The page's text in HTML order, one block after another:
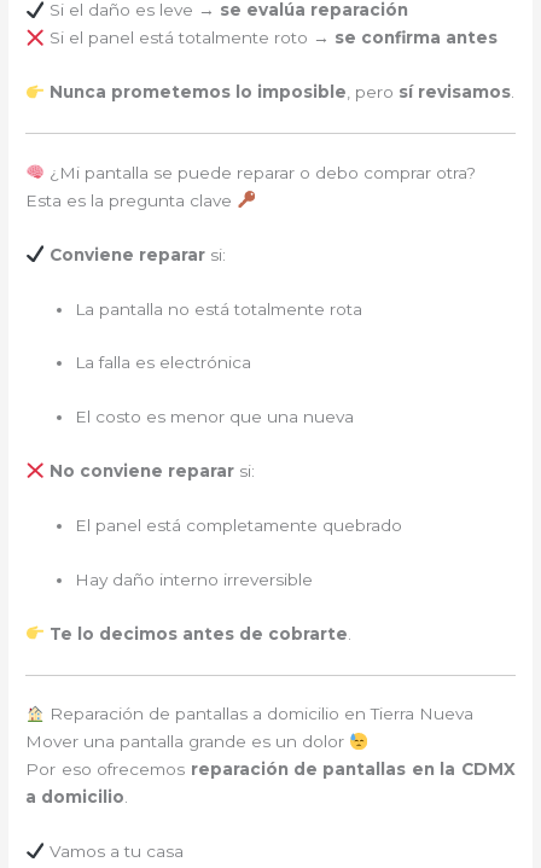
Si el daño es leve → se evalúa reparación
Si el panel está totalmente roto → se confirma antes
Nunca prometemos lo imposible, pero sí revisamos.
¿Mi pantalla se puede reparar o debo comprar otra?
Esta es la pregunta clave
Conviene repararsi:
La pantalla no está totalmente rota
La falla es electrónica
El costo es menor que una nueva
No conviene repararsi:
El panel está completamente quebrado
Hay daño interno irreversible
Te lo decimos antes de cobrarte
Reparación de pantallas a domicilio en Tierra Nueva
Mover una pantalla grande es un dolor
Por eso ofrecemos reparación de pantallas en la CDMX
a domicilio
Vamos a tu casa